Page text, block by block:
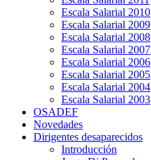
Escala Salarial 2010
Escala Salarial 2009
Escala Salarial 2008
Escala Salarial 2007
Escala Salarial 2006
Escala Salarial 2005
Escala Salarial 2004
Escala Salarial 2003
OSADEF
Novedades
Dirigentes desaparecidos
Introducción